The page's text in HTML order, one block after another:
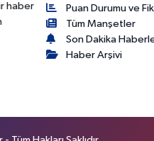
haber
Puan Durumu ve
Tüm Manşetler
Son Dakika
Haber Arşivi